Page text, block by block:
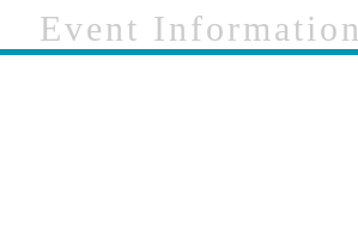
Event Information